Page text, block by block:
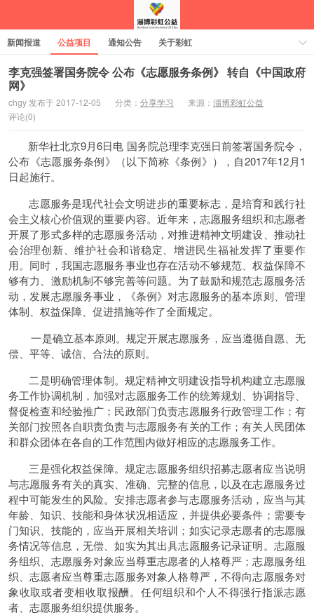
新闻报道 公益项目 通知公告 关于彩虹
李克强签署国务院令 公布《志愿服务条例》 转自《中国政府
网》
chgy 发布于 2017-12-05 分类： 分享学习 来源： 淄博彩虹公益
评论(0)
新华社北京9月6日电 国务院总理李克强日前签署国务院令，
公布《志愿服务条例》（以下简称《条例》），自2017年12月1
日起施行。
志愿服务是现代社会文明进步的重要标志，是培育和践行社
会主义核心价值观的重要内容。近年来，志愿服务组织和志愿者
开展了形式多样的志愿服务活动，对推进精神文明建设、推动社
会治理创新、维护社会和谐稳定、增进民生福祉发挥了重要作
用。同时，我国志愿服务事业也存在活动不够规范、权益保障不
够有力、激励机制不够完善等问题。为了鼓励和规范志愿服务活
动，发展志愿服务事业，《条例》对志愿服务的基本原则、管理
体制、权益保障、促进措施等作了全面规定。
一是确立基本原则。规定开展志愿服务，应当遵循自愿、无
偿、平等、诚信、合法的原则。
二是明确管理体制。规定精神文明建设指导机构建立志愿服
务工作协调机制，加强对志愿服务工作的统筹规划、协调指导、
督促检查和经验推广；民政部门负责志愿服务行政管理工作；有
关部门按照各自职责负责与志愿服务有关的工作；有关人民团体
和群众团体在各自的工作范围内做好相应的志愿服务工作。
三是强化权益保障。规定志愿服务组织招募志愿者应当说明
与志愿服务有关的真实、准确、完整的信息，以及在志愿服务过
程中可能发生的风险。安排志愿者参与志愿服务活动，应当与其
年龄、知识、技能和身体状况相适应，并提供必要条件；需要专
门知识、技能的，应当开展相关培训；如实记录志愿者的志愿服
务情况等信息，无偿、如实为其出具志愿服务记录证明。志愿服
务组织、志愿服务对象应当尊重志愿者的人格尊严；志愿服务组
织、志愿者应当尊重志愿服务对象人格尊严，不得向志愿服务对
象收取或者变相收取报酬。任何组织和个人不得强行指派志愿
者、志愿服务组织提供服务。